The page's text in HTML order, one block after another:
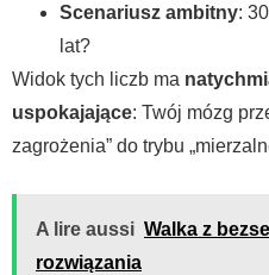
Scenariusz ambitny:
lat?
Widok tych liczb ma
uspokajające: Twój mózg
zagrożenia” do trybu
A lire aussi Walka z
rozwiązania